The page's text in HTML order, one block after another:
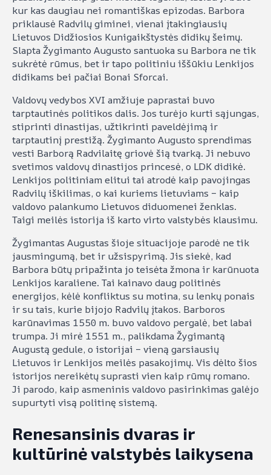
kur kas daugiau nei romantiškas epizodas. Barbora
priklausė Radvilų giminei, vienai įtakingiausių
Lietuvos Didžiosios Kunigaikštystės didikų šeimų.
Slapta Žygimanto Augusto santuoka su Barbora ne tik
sukrėtė rūmus, bet ir tapo politiniu iššūkiu Lenkijos
didikams bei pačiai Bonai Sforcai.
Valdovų vedybos XVI amžiuje paprastai buvo
tarptautinės politikos dalis. Jos turėjo kurti sąjungas,
stiprinti dinastijas, užtikrinti paveldėjimą ir
tarptautinį prestižą. Žygimanto Augusto sprendimas
vesti Barborą Radvilaitę griovė šią tvarką. Ji nebuvo
svetimos valdovų dinastijos princesė, o LDK didikė.
Lenkijos politiniam elitui tai atrodė kaip pavojingas
Radvilų iškilimas, o kai kuriems lietuviams – kaip
valdovo palankumo Lietuvos diduomenei ženklas.
Taigi meilės istorija iš karto virto valstybės klausimu.
Žygimantas Augustas šioje situacijoje parodė ne tik
jausmingumą, bet ir užsispyrimą. Jis siekė, kad
Barbora būtų pripažinta jo teisėta žmona ir karūnuota
Lenkijos karaliene. Tai kainavo daug politinės
energijos, kėlė konfliktus su motina, su lenkų ponais
ir su tais, kurie bijojo Radvilų įtakos. Barboros
karūnavimas 1550 m. buvo valdovo pergalė, bet labai
trumpa. Ji mirė 1551 m., palikdama Žygimantą
Augustą gedule, o istorijai – vieną garsiausių
Lietuvos ir Lenkijos meilės pasakojimų. Vis dėlto šios
istorijos nereikėtų suprasti vien kaip rūmų romano.
Ji parodo, kaip asmeninis valdovo pasirinkimas galėjo
supurtyti visą politinę sistemą.
Renesansinis dvaras ir
kultūrinė valstybės laikysena